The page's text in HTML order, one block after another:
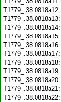
T1779_.38.0818a12:
T1779_.38.0818a13:
T1779_.38.0818a14:
T1779_.38.0818a15:
T1779_.38.0818a16:
T1779_.38.0818a17:
T1779_.38.0818a18:
T1779_.38.0818a19:
T1779_.38.0818a20:
T1779_.38.0818a21:
T1779_.38.0818a22: